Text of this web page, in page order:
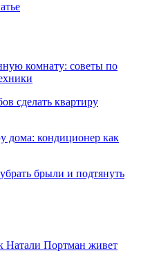
комнату: советы по
сделать квартиру
дома: кондиционер как
брыли и подтянуть
Натали Портман живет